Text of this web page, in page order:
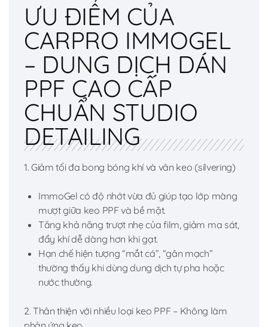
ƯU ĐIỂM CỦA
CARPRO IMMOGEL
– DUNG DỊCH DÁN
PPF CAO CẤP
CHUẨN STUDIO
DETAILING
1. Giảm tối đa bong bóng khí và vân keo (silvering)
ImmoGel có độ nhớt vừa đủ giúp tạo lớp màng
mượt giữa keo PPF và bề mặt.
Tăng khả năng trượt nhẹ của film, giảm ma sát,
đẩy khí dễ dàng hơn khi gạt.
Hạn chế hiện tượng “mắt cá”, “gân mạch”
thường thấy khi dùng dung dịch tự pha hoặc
nước thường.
2. Thân thiện với nhiều loại keo PPF – Không làm